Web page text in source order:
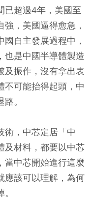
已超過4年，美國至
，美國逼得愈急，
自主發展過程中，
也是中國半導體製造
及振作，沒有拿出表
不可能抬得起頭，中
。
術，中芯定居「中
及材料，都要以中芯
當中芯開始進行這麼
應該可以理解，為何